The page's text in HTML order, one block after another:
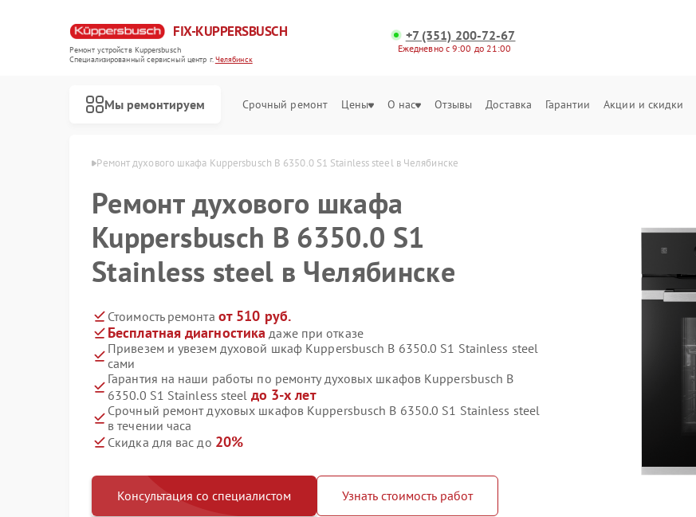
FIX-KUPPERSBUSCH
Ремонт устройств Kuppersbusch
Специализированный cервисный центр г.Челябинск
+7 (351) 200-72-67
Ежедневно с 9:00 до 21:00
Мы ремонтируем Срочный ремонт Цены О нас Отзывы Доставка Гарантии Акции и скидки
в Челябинске Ремонт духового шкафа Kuppersbusch B 6350.0 S1 Stainless steel в Челябинске
Ремонт духового шкафа
Kuppersbusch B 6350.0 S1
Stainless steel в Челябинске
Стоимость ремонта от 510 руб.
Бесплатная диагностика даже при отказе
Привезем и увезем духовой шкаф Kuppersbusch B 6350.0 S1 Stainless steel
сами
Гарантия на наши работы по ремонту духовых шкафов Kuppersbusch B
6350.0 S1 Stainless steel до 3-х лет
Срочный ремонт духовых шкафов Kuppersbusch B 6350.0 S1 Stainless steel
в течении часа
Скидка для вас до 20%
Консультация со специалистом Узнать стоимость работ